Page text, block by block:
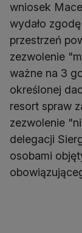
wniosek
wydało
przestrzeń
zezwolenie
ważne na 3
określonej
resort spraw
zezwolenie
delegacji
osobami